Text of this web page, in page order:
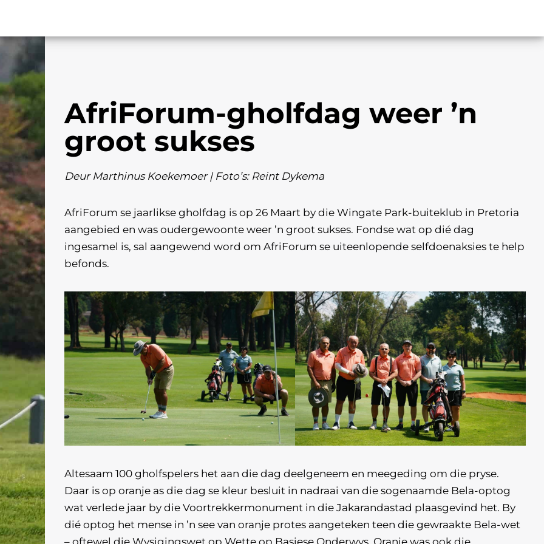
AfriForum-gholfdag weer ’n
groot sukses
Deur Marthinus Koekemoer | Foto’s: Reint Dykema
AfriForum se jaarlikse gholfdag is op 26 Maart by die Wingate Park-buiteklub in Pretoria
aangebied en was oudergewoonte weer ’n groot sukses. Fondse wat op dié dag
ingesamel is, sal aangewend word om AfriForum se uiteenlopende selfdoenaksies te help
befonds.
Altesaam 100 gholfspelers het aan die dag deelgeneem en meegeding om die pryse.
Daar is op oranje as die dag se kleur besluit in nadraai van die sogenaamde Bela-optog
wat verlede jaar by die Voortrekkermonument in die Jakarandastad plaasgevind het. By
dié optog het mense in ’n see van oranje protes aangeteken teen die gewraakte Bela-wet
– oftewel die Wysigingswet op Wette op Basiese Onderwys. Oranje was ook die